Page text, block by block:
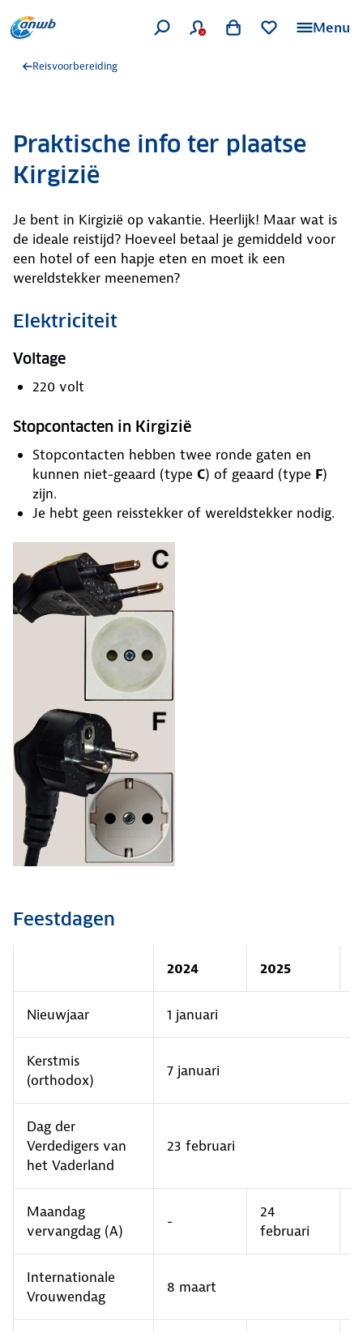
Menu
Reisvoorbereiding
Praktische info ter plaatse
Kirgizië
Je bent in Kirgizië op vakantie. Heerlijk! Maar wat is
de ideale reistijd? Hoeveel betaal je gemiddeld voor
een hotel of een hapje eten en moet ik een
wereldstekker meenemen?
Elektriciteit
Voltage
220 volt
Stopcontacten in Kirgizië
Stopcontacten hebben twee ronde gaten en
kunnen niet-geaard (type C) of geaard (type F)
zijn.
Je hebt geen reisstekker of wereldstekker nodig.
Feestdagen
2024 2025
Nieuwjaar 1 januari
Kerstmis
(orthodox)
7 januari
Dag der
Verdedigers van
het Vaderland
23 februari
Maandag
vervangdag (A)
-
24
februari
Internationale
Vrouwendag
8 maart